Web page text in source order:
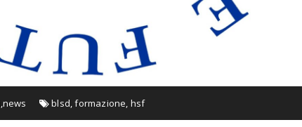
,news blsd,formazione, hsf